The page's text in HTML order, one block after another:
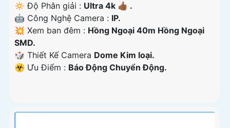
🔅 Độ Phân giải : Ultra 4k 👍🏾 .
🤖️ Công Nghệ Camera : IP.
💥 Xem ban đêm : Hồng Ngoại 40m Hồng Ngoại
SMD.
🎲 Thiết Kế Camera Dome Kim loại.
️☣️ Ưu Điểm : Báo Động Chuyển Động.